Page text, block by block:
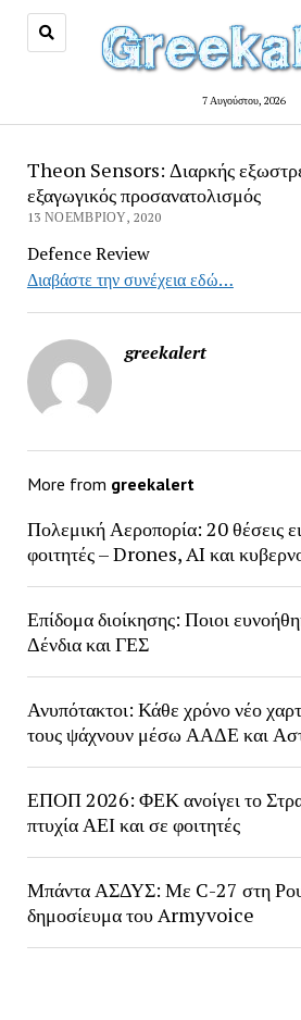
7 Αυγούστου, 2026
Theon Sensors: Διαρκής
εξαγωγικός προσανατολισμός
13 ΝΟΕΜΒΡΊΟΥ, 2020
Defence Review
Διαβάστε την συνέχεια εδώ…
greekalert
More from greekalert
Πολεμική Αεροπορία: 20 θέσεις
φοιτητές – Drones, AI και
Επίδομα διοίκησης: Ποιοι
Δένδια και ΓΕΣ
Ανυπότακτοι: Κάθε χρόνο νέο
τους ψάχνουν μέσω ΑΑΔΕ και
ΕΠΟΠ 2026: ΦΕΚ ανοίγει το
πτυχία ΑΕΙ και σε φοιτητές
Μπάντα ΑΣΔΥΣ: Με C-27 στη
δημοσίευμα του Armyvoice